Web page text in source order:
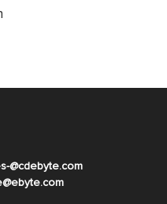
@cdebyte.com